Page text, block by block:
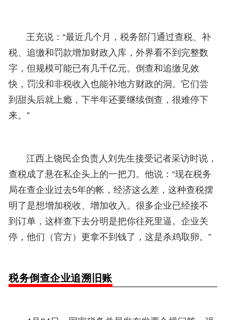
王充说：“最近几个月，税务部门通过查税、补
税、追缴和罚款增加财政入库，外界看不到完整数
字，但规模可能已有几千亿元。倒查和追缴见效
快，罚没和非税收入也能补地方财政的洞。它们尝
到甜头后就上瘾，下半年还要继续倒查，很难停下
来。”
江西上饶民企负责人刘先生接受记者采访时说，
查税成了悬在私企头上的一把刀。他说：“现在税务
局在查企业过去5年的帐，经济这么差，这种查税摆
明了是想增加税收、增加收入。很多企业已经接不
到订单，这样查下去分明是把你往死里逼。企业关
停，他们（官方）更拿不到钱了，这是杀鸡取卵。”
税务倒查企业追溯旧账